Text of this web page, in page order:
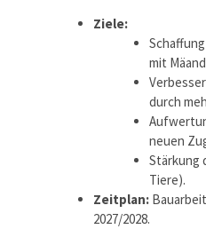
Ziele:
mit
durch
neuen
Stärkung
Tiere).
Zeitplan:
2027/2028.